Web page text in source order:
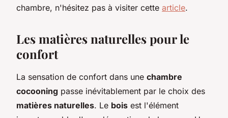
chambre, n'hésitez pas à visiter cette article.
Les matières naturelles pour le
confort
La sensation de confort dans une chambre
cocooning passe inévitablement par le choix des
matières naturelles. Le bois est l'élément